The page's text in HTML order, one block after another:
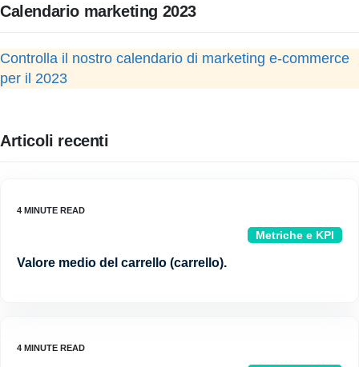
Calendario marketing 2023
Controlla il nostro calendario di marketing e-commerce
per il 2023
Articoli recenti
Metriche e KPI
Valore medio del carrello (carrello).